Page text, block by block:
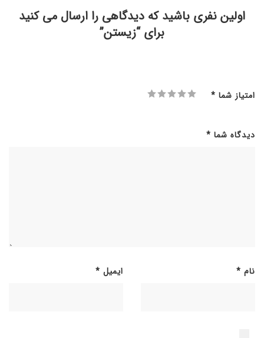
اولین نفری باشید که دیدگاهی را ارسال می کنید
برای “زیستن”
امتیاز شما *
دیدگاه شما *
نام * ایمیل *